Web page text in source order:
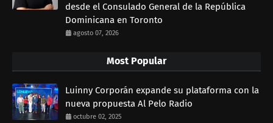
desde el Consulado General de la República
Dominicana en Toronto
agosto 07, 2026
Most Popular
Luinny Corporán expande su plataforma con la
nueva propuesta Al Pelo Radio
octubre 02, 2025